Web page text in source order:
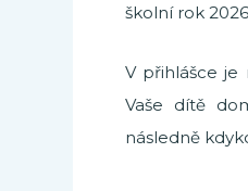
školní rok
V přihlášce je
Vaše dítě
následně